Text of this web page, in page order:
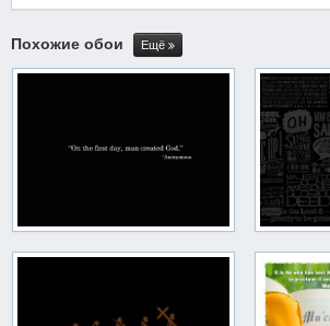
Похожие обои Ещё